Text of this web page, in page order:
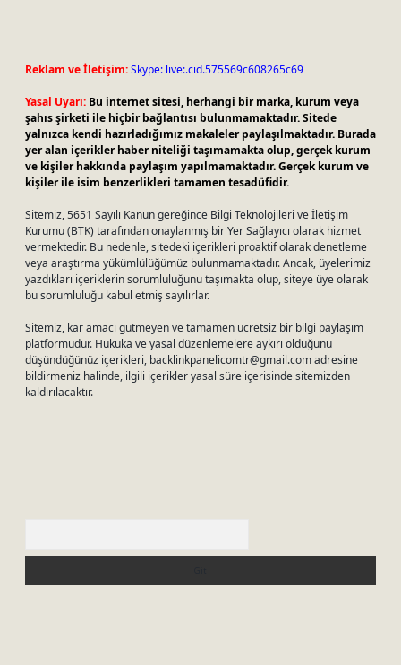
Reklam ve İletişim:Skype: live:.cid.575569c608265c69
Yasal Uyarı: Bu internet sitesi, herhangi bir marka, kurum veya
şahıs şirketi ile hiçbir bağlantısı bulunmamaktadır. Sitede
yalnızca kendi hazırladığımız makaleler paylaşılmaktadır. Burada
yer alan içerikler haber niteliği taşımamakta olup, gerçek kurum
ve kişiler hakkında paylaşım yapılmamaktadır. Gerçek kurum ve
kişiler ile isim benzerlikleri tamamen tesadüfidir.
Sitemiz, 5651 Sayılı Kanun gereğince Bilgi Teknolojileri ve İletişim
Kurumu (BTK) tarafından onaylanmış bir Yer Sağlayıcı olarak hizmet
vermektedir. Bu nedenle, sitedeki içerikleri proaktif olarak denetleme
veya araştırma yükümlülüğümüz bulunmamaktadır. Ancak, üyelerimiz
yazdıkları içeriklerin sorumluluğunu taşımakta olup, siteye üye olarak
bu sorumluluğu kabul etmiş sayılırlar.
Sitemiz, kar amacı gütmeyen ve tamamen ücretsiz bir bilgi paylaşım
platformudur. Hukuka ve yasal düzenlemelere aykırı olduğunu
düşündüğünüz içerikleri, backlinkpanelicomtr@gmail.comadresine
bildirmeniz halinde, ilgili içerikler yasal süre içerisinde sitemizden
kaldırılacaktır.